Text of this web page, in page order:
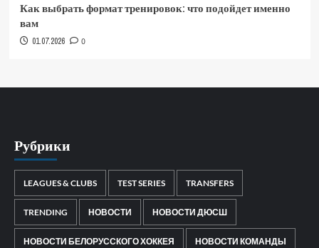
Как выбрать формат тренировок: что подойдет именно
вам
01.07.2026 0
Рубрики
LEAGUES & CLUBS TEST SERIES TRANSFERS
TRENDING НОВОСТИ НОВОСТИ ДЮСШ
НОВОСТИ БЕЛОРУССКОГО ХОККЕЯ НОВОСТИ КОМАНДЫ